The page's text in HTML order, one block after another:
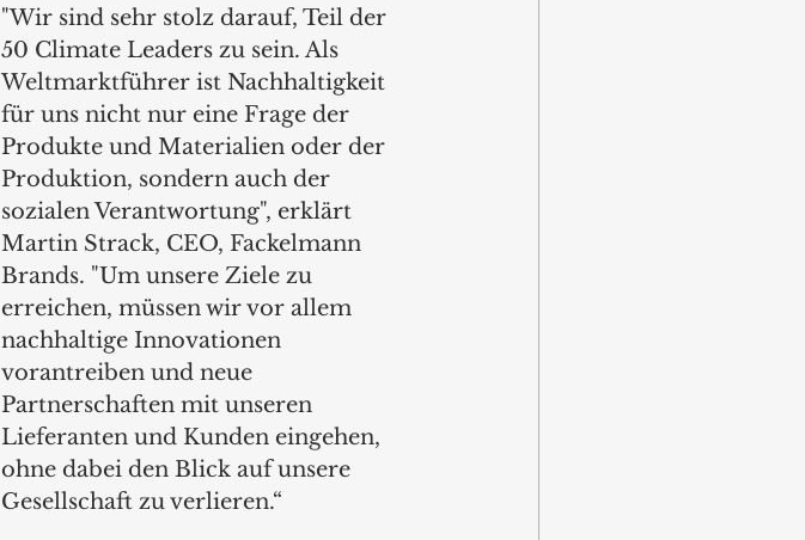
"Wir sind sehr stolz darauf, Teil der
50 Climate Leaders zu sein. Als
Weltmarktführer ist Nachhaltigkeit
für uns nicht nur eine Frage der
Produkte und Materialien oder der
Produktion, sondern auch der
sozialen Verantwortung", erklärt
Martin Strack, CEO, Fackelmann
Brands. "Um unsere Ziele zu
erreichen, müssen wir vor allem
nachhaltige Innovationen
vorantreiben und neue
Partnerschaften mit unseren
Lieferanten und Kunden eingehen,
ohne dabei den Blick auf unsere
Gesellschaft zu verlieren.“